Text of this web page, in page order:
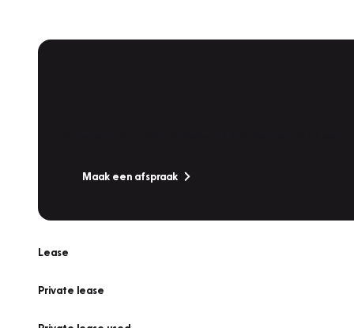
Maak een afspraak
Lease
Private lease